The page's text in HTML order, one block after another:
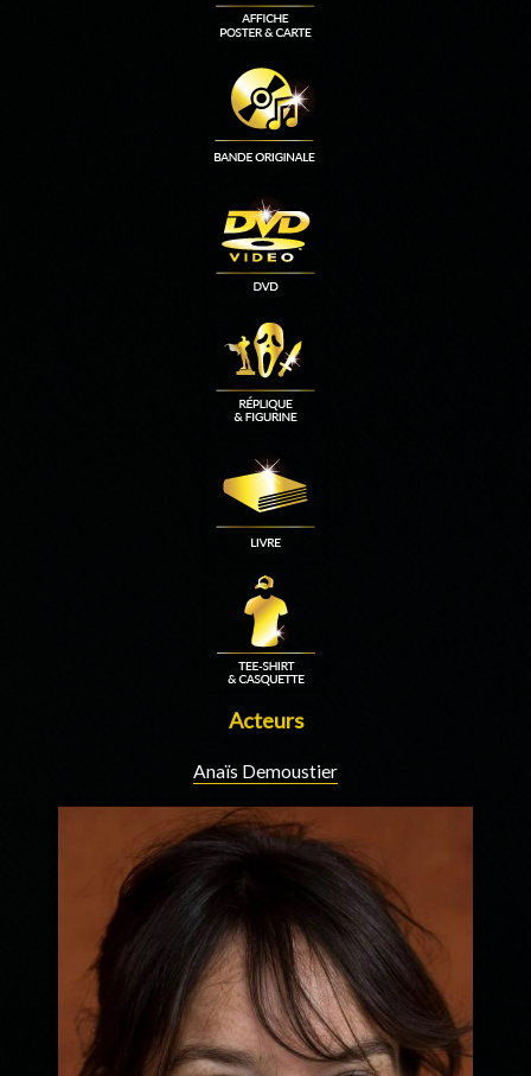
Acteurs
Anaïs Demoustier